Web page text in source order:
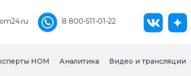
8 800-511-01-22
НОМ Аналитика Видео и трансляции